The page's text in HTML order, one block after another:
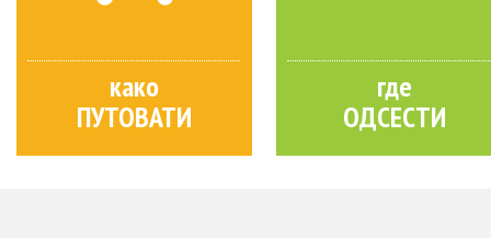
како
ПУТОВАТИ
где
ОДСЕСТИ